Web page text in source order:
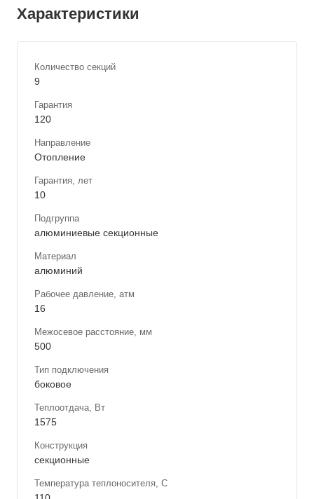
Характеристики
Количество секций
9
Гарантия
120
Направление
Отопление
Гарантия, лет
10
Подгруппа
алюминиевые секционные
Материал
алюминий
Рабочее давление, атм
16
Межосевое расстояние, мм
500
Тип подключения
боковое
Теплоотдача, Вт
1575
Конструкция
секционные
Температура теплоносителя, С